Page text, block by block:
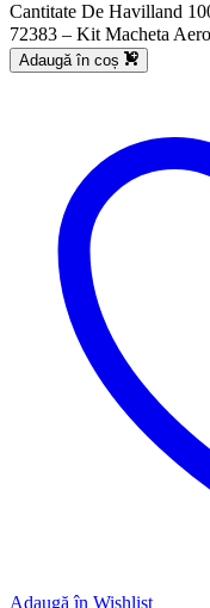
Cantitate De Havilland
72383 – Kit Macheta
Adaugă în coș
Adaugă în Wishlist